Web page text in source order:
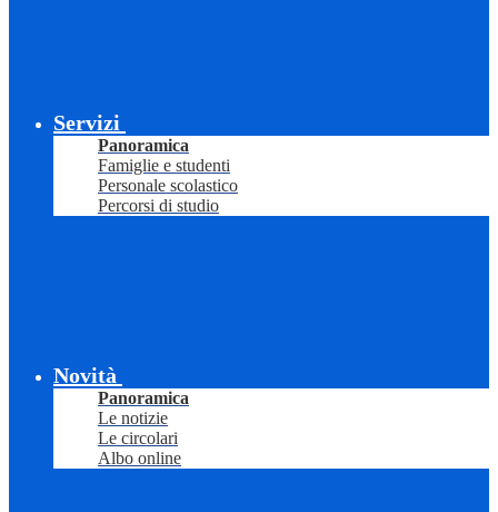
Servizi
Panoramica
Famiglie e studenti
Personale scolastico
Percorsi di studio
Novità
Panoramica
Le notizie
Le circolari
Albo online